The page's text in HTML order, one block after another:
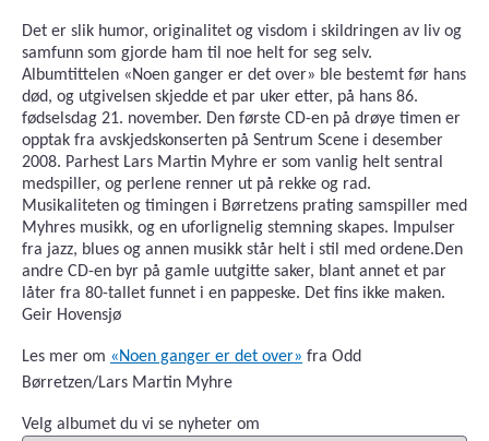
Det er slik humor, originalitet og visdom i skildringen av liv og
samfunn som gjorde ham til noe helt for seg selv.
Albumtittelen «Noen ganger er det over» ble bestemt før hans
død, og utgivelsen skjedde et par uker etter, på hans 86.
fødselsdag 21. november. Den første CD-en på drøye timen er
opptak fra avskjedskonserten på Sentrum Scene i desember
2008. Parhest Lars Martin Myhre er som vanlig helt sentral
medspiller, og perlene renner ut på rekke og rad.
Musikaliteten og timingen i Børretzens prating samspiller med
Myhres musikk, og en uforlignelig stemning skapes. Impulser
fra jazz, blues og annen musikk står helt i stil med ordene.Den
andre CD-en byr på gamle uutgitte saker, blant annet et par
låter fra 80-tallet funnet i en pappeske. Det fins ikke maken.
Geir Hovensjø
Les mer om «Noen ganger er det over» fra Odd
Børretzen/Lars Martin Myhre
Velg albumet du vi se nyheter om